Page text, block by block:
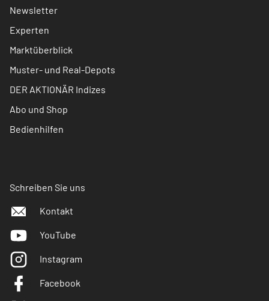
Newsletter
Experten
Marktüberblick
Muster- und Real-Depots
DER AKTIONÄR Indizes
Abo und Shop
Bedienhilfen
Schreiben Sie uns
Kontakt
YouTube
Instagram
Facebook